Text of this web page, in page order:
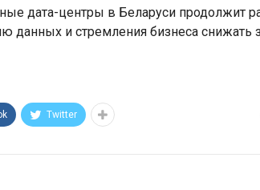
дата-центры в Беларуси продолжит
данных и стремления бизнеса снижать
Twitter